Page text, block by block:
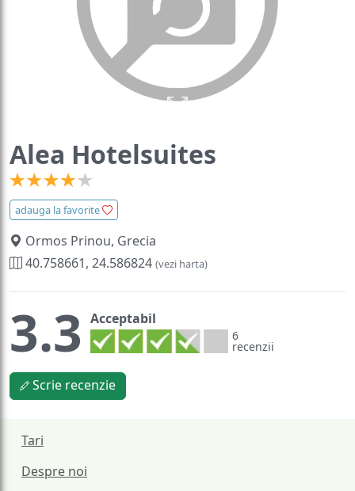
Alea Hotelsuites
adauga la favorite
Ormos Prinou, Grecia
40.758661, 24.586824 (vezi harta)
3.3 Acceptabil
6
recenzii
Scrie recenzie
Tari
Despre noi